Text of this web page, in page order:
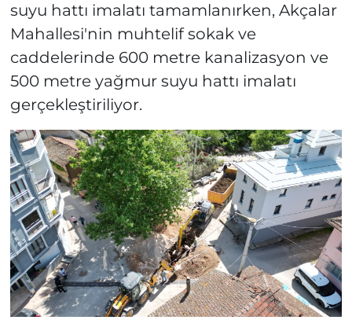
suyu hattı imalatı tamamlanırken, Akçalar
Mahallesi'nin muhtelif sokak ve
caddelerinde 600 metre kanalizasyon ve
500 metre yağmur suyu hattı imalatı
gerçekleştiriliyor.